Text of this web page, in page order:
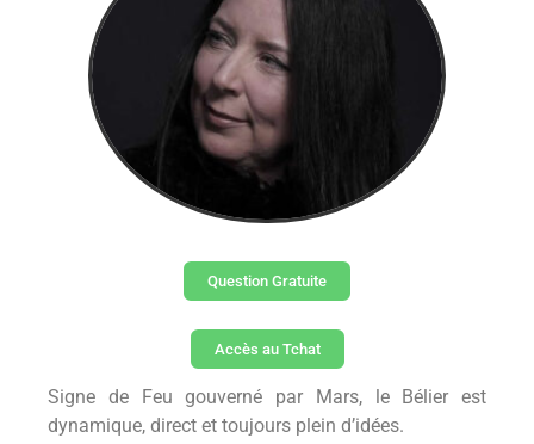
Question Gratuite
Accès au Tchat
Signe de Feu gouverné par Mars, le Bélier est
dynamique, direct et toujours plein d’idées.